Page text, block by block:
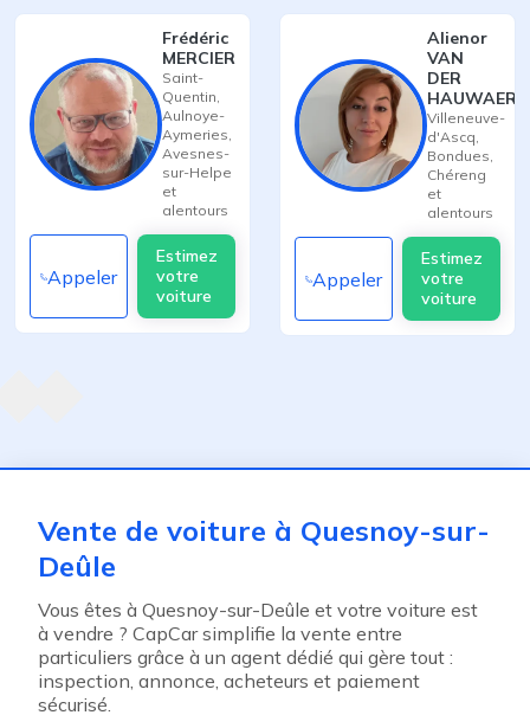
Frédéric
MERCIER
Saint-
Quentin,
Aulnoye-
Aymeries,
Avesnes-
sur-Helpe
et
alentours
Appeler
Estimez
votre
voiture
Alienor
VAN
DER
HAUWAERT
Villeneuve-
d'Ascq,
Bondues,
Chéreng
et
alentours
Appeler
Estimez
votre
voiture
Agent suivant
Vente de voiture à Quesnoy-sur-
Deûle
Vous êtes à Quesnoy-sur-Deûle et votre voiture est
à vendre ? CapCar simplifie la vente entre
particuliers grâce à un agent dédié qui gère tout :
inspection, annonce, acheteurs et paiement
sécurisé.